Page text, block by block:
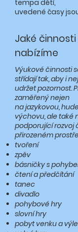
tempa dětí,
uvedené časy
Jaké
nabízíme
Výukové činnosti
střídají tak, aby i
udržet pozornost.
zaměřený nejen
na jazykovou,
výchovu, ale také
podporující rozvoj
přirozeném
tvoření
zpěv
básničky s
čtení a předčítání
tanec
divadlo
pohybové hry
slovní hry
pobyt venku a